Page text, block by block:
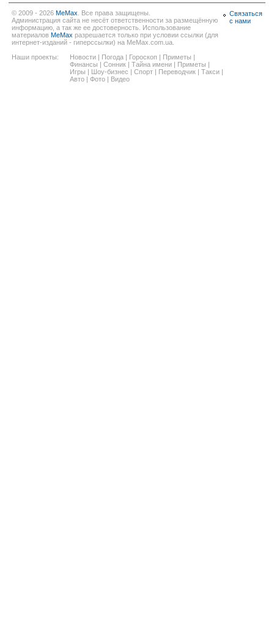
© 2009 - 2026 MeMax . Все права защищены.
Администрация сайта не несёт ответственности за размещённую
информацию, а так же ее достоверность. Использование
материалов MeMax разрешается только при условии ссылки (для
интернет-изданий - гиперссылки) на MeMax.com.ua.
Наши проекты:
Новости Погода Гороскоп Приметы
Финансы
Сонник Тайна имени Приметы
Игры
Шоу-бизнес Спорт Переводчик Такси
Авто
Фото Видео
Связаться
с нами